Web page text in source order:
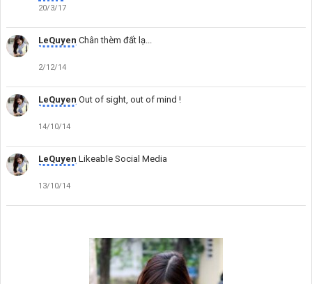
20/3/17
LeQuyen Chân thèm đất lạ...
2/12/14
LeQuyen Out of sight, out of mind !
14/10/14
LeQuyen Likeable Social Media
13/10/14